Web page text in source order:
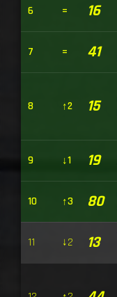
6 = 16
7 = 41
8 ↑2 15
9 ↓1 19
10 ↑3 80
11 ↓2 13